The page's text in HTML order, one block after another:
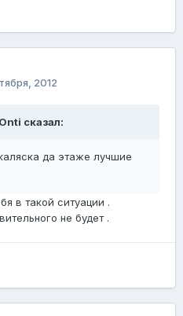
2012
сказал:
да этаже лучшие
в такой ситуации .
не будет .